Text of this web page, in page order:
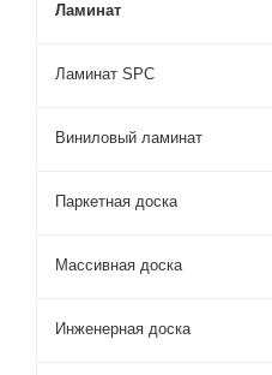
Ламинат
Ламинат SPC
Виниловый ламинат
Паркетная доска
Массивная доска
Инженерная доска